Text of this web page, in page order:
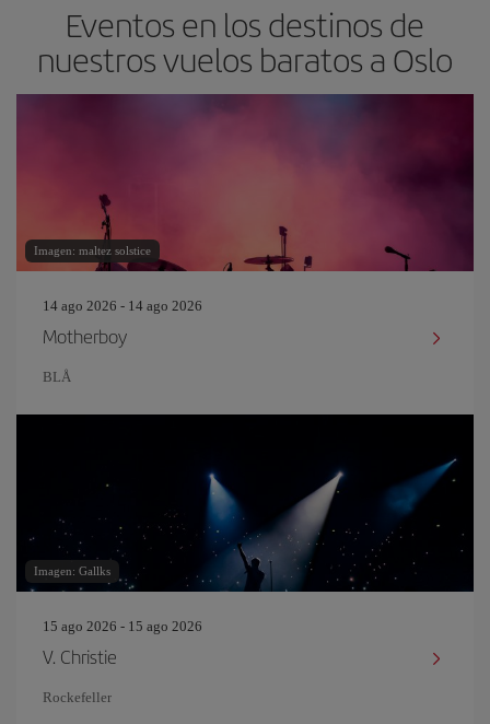
Eventos en los destinos de
nuestros vuelos baratos a Oslo
Imagen: maltez solstice
14 ago 2026 - 14 ago 2026
Motherboy
BLÅ
Imagen: Gallks
15 ago 2026 - 15 ago 2026
V. Christie
Rockefeller